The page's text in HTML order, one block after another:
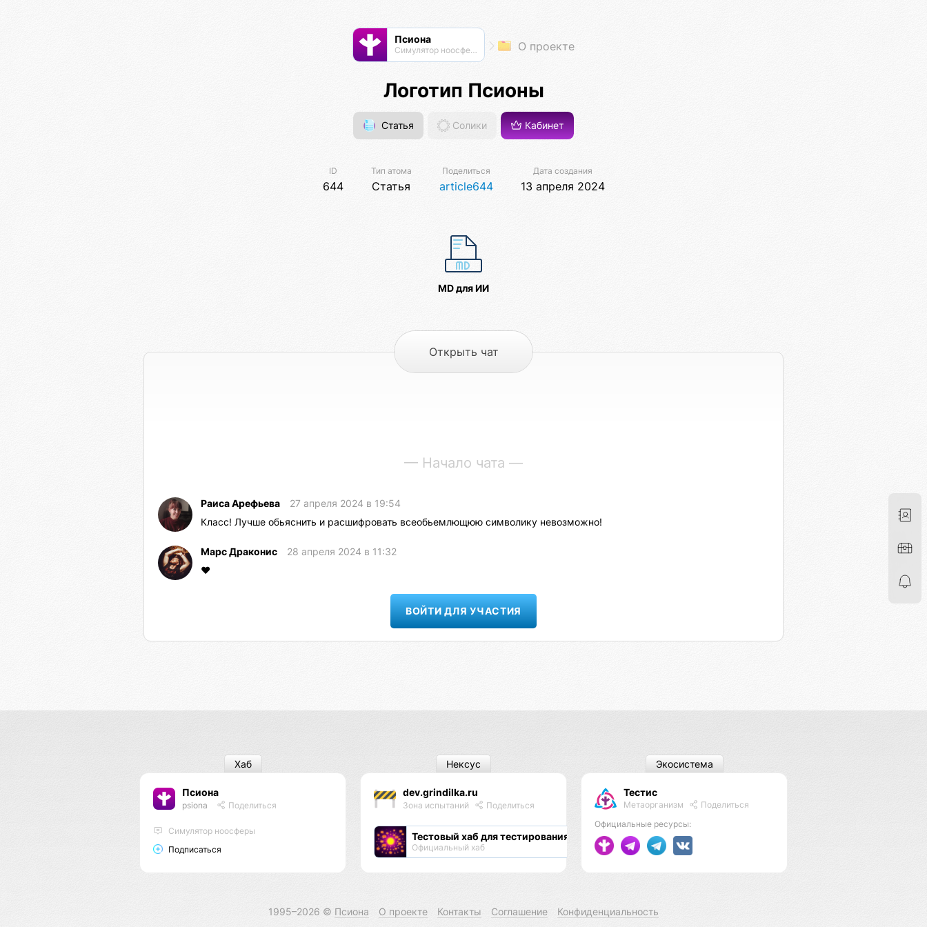
Псиона
Cимулятор ноосферы О проекте
Логотип Псионы
Статья Солики Кабинет
ID
644
Тип атома
Статья
Поделиться
article644
Дата создания
13 апреля 2024
MD для ИИ
Открыть чат
— Начало чата —
Раиса Арефьева
27 апреля 2024 в 19:54
Класс! Лучше обьяснить и расшифровать всеобьемлющюю символику невозможно!
Марс Драконис
28 апреля 2024 в 11:32
❤️
ВОЙТИ ДЛЯ УЧАСТИЯ
Псиона
psiona Поделиться
Cимулятор ноосферы
Подписаться
Хаб
dev.grindilka.ru
Зона испытаний Поделиться
Тестовый хаб для тестирования хабов
Официальный хаб
Нексус
Тестис
Метаорганизм
Поделиться
Официальные ресурсы:
Экосистема
1995–2026 © Псиона О проекте Контакты Соглашение Конфиденциальность